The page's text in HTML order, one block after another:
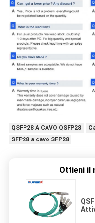
QSFP28 A CAVO QSFP28
SFP28 a cavo SFP28
Ottieni il
QSF28